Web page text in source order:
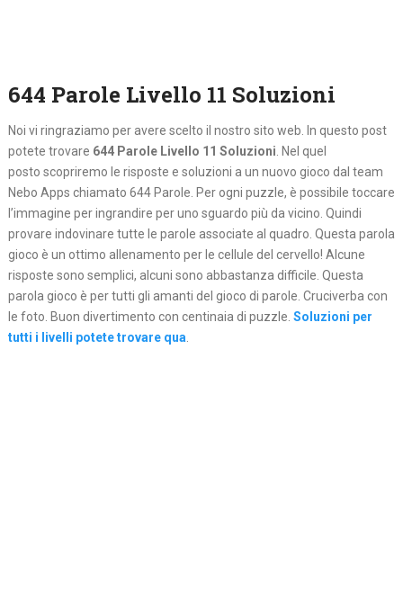
644 Parole Livello 11 Soluzioni
Noi vi ringraziamo per avere scelto il nostro sito web. In questo post
potete trovare 644 Parole Livello 11 Soluzioni. Nel quel
posto scopriremo le risposte e soluzioni a un nuovo gioco dal team
Nebo Apps chiamato 644 Parole. Per ogni puzzle, è possibile toccare
l’immagine per ingrandire per uno sguardo più da vicino. Quindi
provare indovinare tutte le parole associate al quadro. Questa parola
gioco è un ottimo allenamento per le cellule del cervello! Alcune
risposte sono semplici, alcuni sono abbastanza difficile. Questa
parola gioco è per tutti gli amanti del gioco di parole. Cruciverba con
le foto. Buon divertimento con centinaia di puzzle. Soluzioni per
tutti i livelli potete trovare qua.